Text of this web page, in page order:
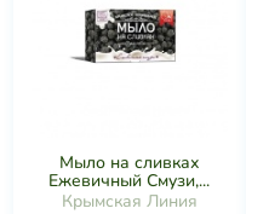
Мыло на сливках
Ежевичный Смузи,...
Крымская Линия